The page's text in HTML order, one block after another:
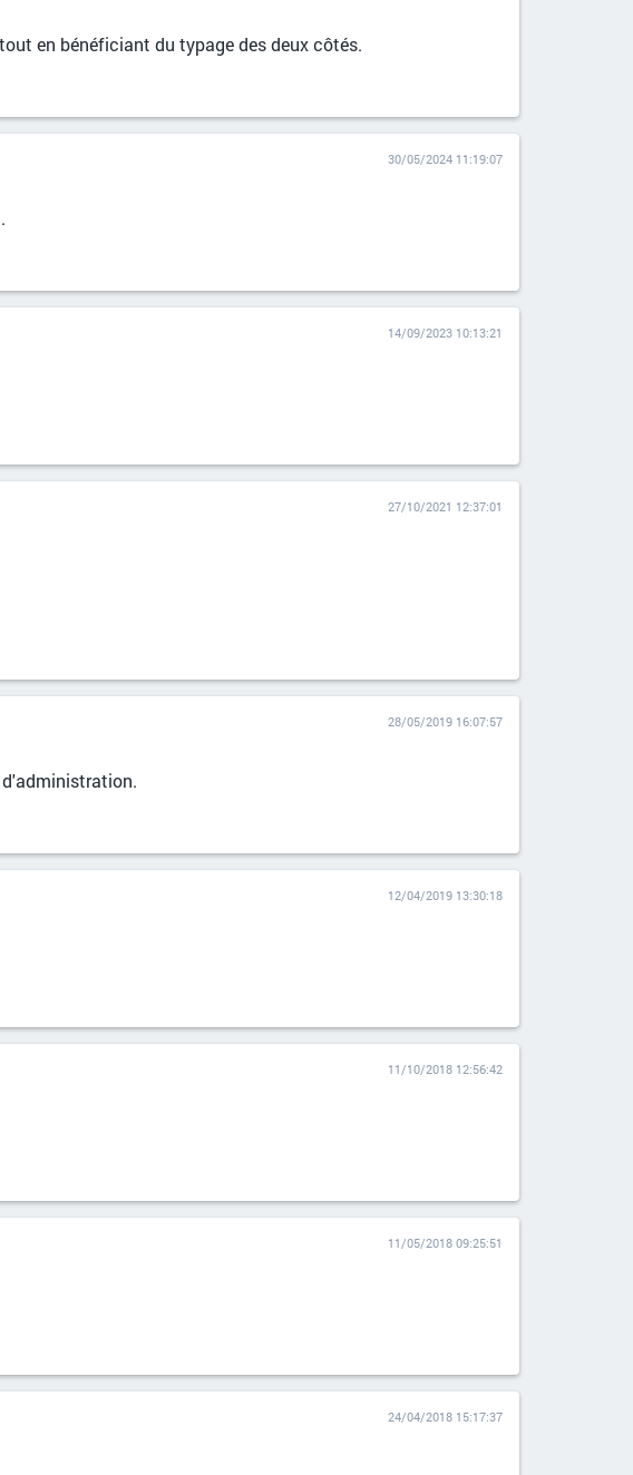
en bénéficiant du typage des deux côtés.
30/05/2024 11:19:07
14/09/2023 10:13:21
27/10/2021 12:37:01
28/05/2019 16:07:57
12/04/2019 13:30:18
11/10/2018 12:56:42
11/05/2018 09:25:51
24/04/2018 15:17:37